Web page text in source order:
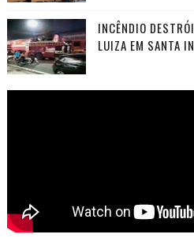
INCÊNDIO
LUIZA EM SANTA